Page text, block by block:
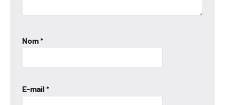
Nom*
E-mail *